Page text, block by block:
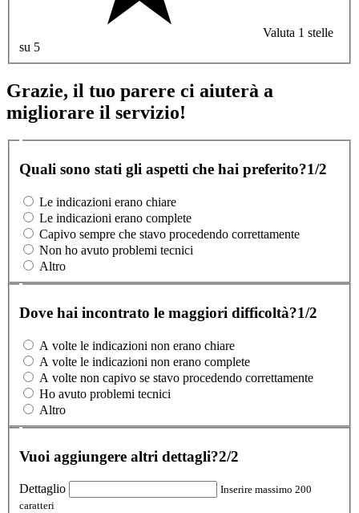
Valuta 1 stelle
su 5
Grazie, il tuo parere ci aiuterà a
migliorare il servizio!
Quali sono stati gli aspetti che hai preferito?1/2
Le indicazioni erano chiare
Le indicazioni erano complete
Capivo sempre che stavo procedendo correttamente
Non ho avuto problemi tecnici
Altro
Dove hai incontrato le maggiori difficoltà?1/2
A volte le indicazioni non erano chiare
A volte le indicazioni non erano complete
A volte non capivo se stavo procedendo correttamente
Ho avuto problemi tecnici
Altro
Vuoi aggiungere altri dettagli?2/2
Dettaglio
Inserire massimo 200
caratteri